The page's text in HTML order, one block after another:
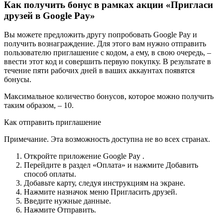
Как получить бонус в рамках акции «Пригласи
друзей в Google Pay»
Вы можете предложить другу попробовать Google Pay и
получить вознаграждение. Для этого вам нужно отправить
пользователю приглашение с кодом, а ему, в свою очередь, –
ввести этот код и совершить первую покупку. В результате в
течение пяти рабочих дней в ваших аккаунтах появятся
бонусы.
Максимальное количество бонусов, которое можно получить
таким образом, – 10.
Как отправить приглашение
Примечание. Эта возможность доступна не во всех странах.
Откройте приложение Google Pay .
Перейдите в раздел «Оплата» и нажмите Добавить
способ оплаты.
Добавьте карту, следуя инструкциям на экране.
Нажмите на​значок меню Пригласить друзей.
Введите нужные данные.
Нажмите Отправить.